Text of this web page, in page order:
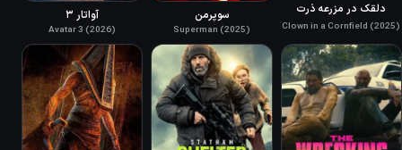
دلقک در مزرعه ذرت
Clown in a Cornfield (2025)
سوپرمن
Superman (2025)
آواتار ۳
Avatar 3 (2026)